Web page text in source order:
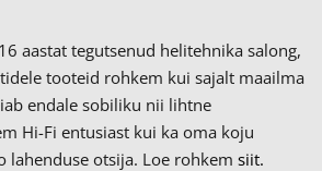
aastat tegutsenud helitehnika salong,
tooteid rohkem kui sajalt maailma
endale sobiliku nii lihtne
Hi-Fi entusiast kui ka oma koju
lahenduse otsija. Loe rohkem siit.